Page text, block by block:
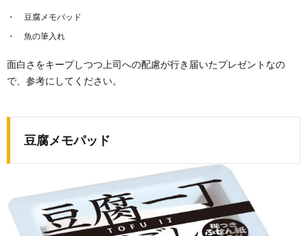
豆腐メモパッド
魚の筆入れ
面白さをキープしつつ上司への配慮が行き届いたプレゼントなの
で、参考にしてください。
豆腐メモパッド